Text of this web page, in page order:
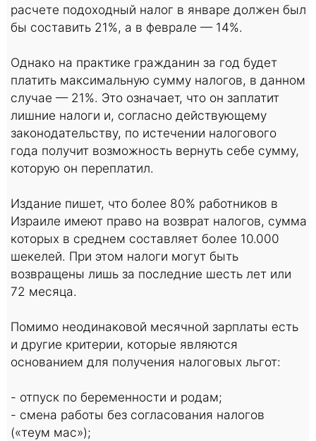
расчете подоходный налог в январе должен был
бы составить 21%, а в феврале — 14%.
Однако на практике гражданин за год будет
платить максимальную сумму налогов, в данном
случае — 21%. Это означает, что он заплатит
лишние налоги и, согласно действующему
законодательству, по истечении налогового
года получит возможность вернуть себе сумму,
которую он переплатил.
Издание пишет, что более 80% работников в
Израиле имеют право на возврат налогов, сумма
которых в среднем составляет более 10.000
шекелей. При этом налоги могут быть
возвращены лишь за последние шесть лет или
72 месяца.
Помимо неодинаковой месячной зарплаты есть
и другие критерии, которые являются
основанием для получения налоговых льгот:
- отпуск по беременности и родам;
- смена работы без согласования налогов
(«теум мас»);